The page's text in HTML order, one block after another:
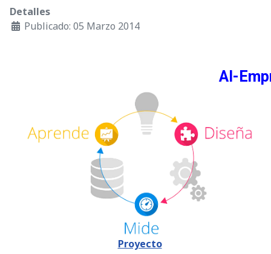
Detalles
Publicado: 05 Marzo 2014
Al-
Proyecto